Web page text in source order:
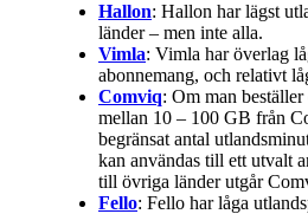
Hallon: Hallon har lägst
länder – men inte alla.
Vimla: Vimla har överlag
abonnemang, och relativt
Comviq: Om man
mellan 10 – 100 GB från
begränsat antal
kan användas till ett utvalt
till övriga länder utgår
Fello: Fello har låga